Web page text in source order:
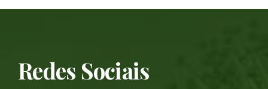
Redes Sociais